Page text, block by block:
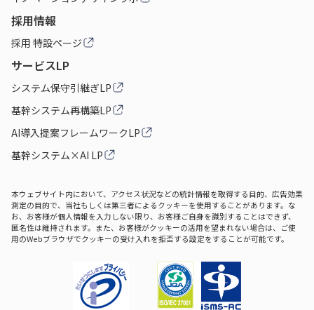
採用情報
採用 特設ページ
サービスLP
システム保守引継ぎLP
基幹システム再構築LP
AI導入提案フレームワークLP
基幹システム×AI LP
本ウェブサイト内において、アクセス状況などの統計情報を取得する目的、広告効果
測定の目的で、当社もしくは第三者によるクッキーを使用することがあります。な
お、お客様が個人情報を入力しない限り、お客様ご自身を識別することはできず、
匿名性は維持されます。また、お客様がクッキーの活用を望まれない場合は、ご使
用のWebブラウザでクッキーの受け入れを拒否する設定をすることが可能です。